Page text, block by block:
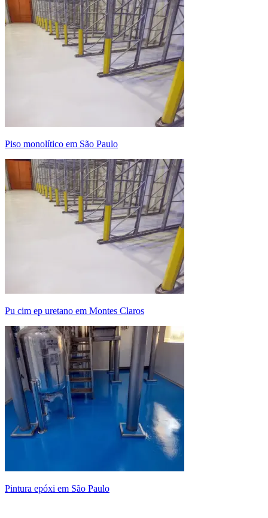
piso monolítico em São Paulo
pu cim ep uretano em Montes Claros
pintura epóxi em São Paulo